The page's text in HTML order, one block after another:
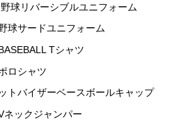
球リバーシブルユニフォーム
球サードユニフォーム
Tシャツ
ロシャツ
トバイザーベースボールキャップ
ネックジャンパー